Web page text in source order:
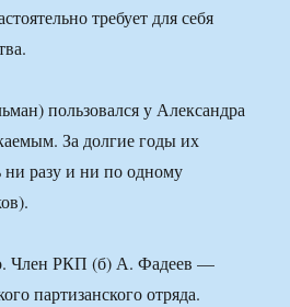
требует для себя
пользовался у Александра
За долгие годы их
ни разу и ни по одному
Член РКП (б) А. Фадеев —
партизанского отряда.